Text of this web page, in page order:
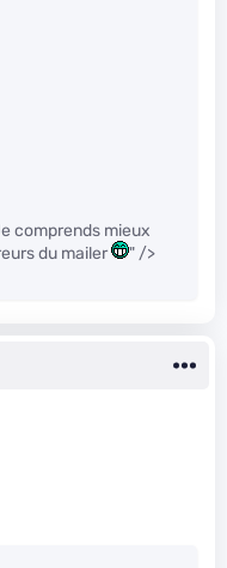
comprends mieux
du mailer
" />